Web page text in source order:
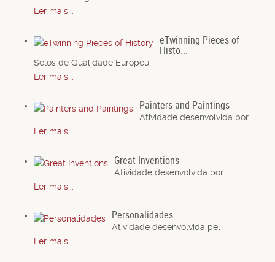
Ler mais...
eTwinning Pieces of
Histo...
Selos de Qualidade Europeu
Ler mais...
Painters and Paintings
Atividade desenvolvida por
Ler mais...
Great Inventions
Atividade desenvolvida por
Ler mais...
Personalidades
Atividade desenvolvida pel
Ler mais...